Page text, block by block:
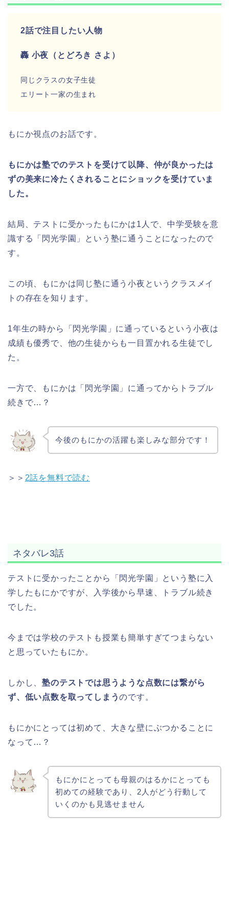
2話で注目したい人物
轟 小夜（とどろき さよ）
同じクラスの女子生徒
エリート一家の生まれ
もにか視点のお話です。
もにかは塾でのテストを受けて以降、仲が良かったは
ずの美来に冷たくされることにショックを受けていま
した。
結局、テストに受かったもにかは1人で、中学受験を意
識する「閃光学園」という塾に通うことになったので
す。
この頃、もにかは同じ塾に通う小夜というクラスメイ
トの存在を知ります。
1年生の時から「閃光学園」に通っているという小夜は
成績も優秀で、他の生徒からも一目置かれる生徒でし
た。
一方で、もにかは「閃光学園」に通ってからトラブル
続きで…？
今後のもにかの活躍も楽しみな部分です！
＞＞ 2話を無料で読む
ネタバレ3話
テストに受かったことから「閃光学園」という塾に入
学したもにかですが、入学後から早速、トラブル続き
でした。
今までは学校のテストも授業も簡単すぎてつまらない
と思っていたもにか。
しかし、塾のテストでは思うような点数には繋がら
ず、低い点数を取ってしまうのです。
もにかにとっては初めて、大きな壁にぶつかることに
なって…？
もにかにとっても母親のはるかにとっても
初めての経験であり、2人がどう行動して
いくのかも見逃せません